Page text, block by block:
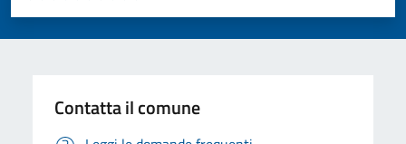
Valuta 5 stelle su 5
Valuta 4 stelle su 5
Valuta 3 stelle su 5
Valuta 2 stelle su 5
Valuta 1 stelle su 5
Contatta il comune